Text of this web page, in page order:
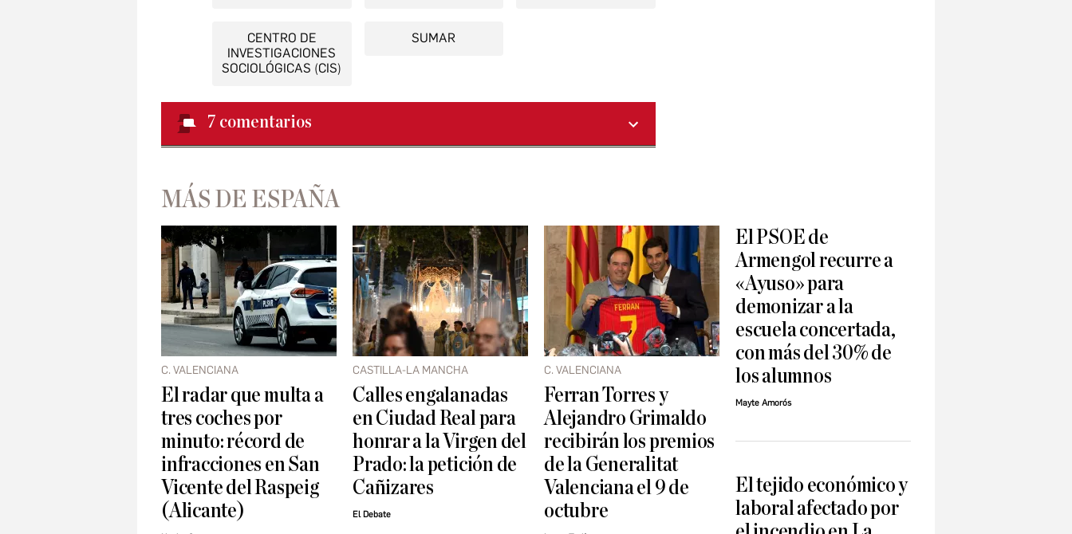
CENTRO DE
INVESTIGACIONES
SOCIOLÓGICAS (CIS)
SUMAR
7 comentarios
MÁS DE ESPAÑA
C. VALENCIANA
El radar que multa a
tres coches por
minuto: récord de
infracciones en San
Vicente del Raspeig
(Alicante)
CASTILLA-LA MANCHA
Calles engalanadas
en Ciudad Real para
honrar a la Virgen del
Prado: la petición de
Cañizares
El Debate
C. VALENCIANA
Ferran Torres y
Alejandro Grimaldo
recibirán los premios
de la Generalitat
Valenciana el 9 de
octubre
El PSOE de
Armengol recurre a
«Ayuso» para
demonizar a la
escuela concertada,
con más del 30% de
los alumnos
Mayte Amorós
El tejido económico y
laboral afectado por